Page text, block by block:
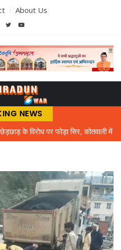
About Us
NEWS
के विरोध पर फोड़ा सिर, कोतवाली में
मुफ्त में क्या देंगे, गर्मी में बत्ती गुल होने से
आक्रोशित
तैयारियां तेज, ऑनलाइन पंजीकरण के साथ
हार्ड कॉपी